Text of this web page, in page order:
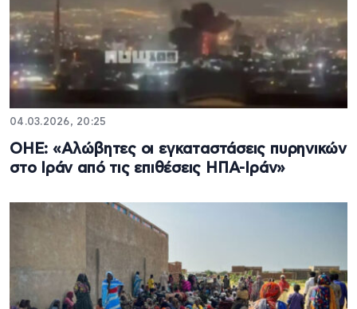
04.03.2026, 20:25
ΟΗΕ: «Αλώβητες οι εγκαταστάσεις πυρηνικών
στο Ιράν από τις επιθέσεις ΗΠΑ-Ιράν»